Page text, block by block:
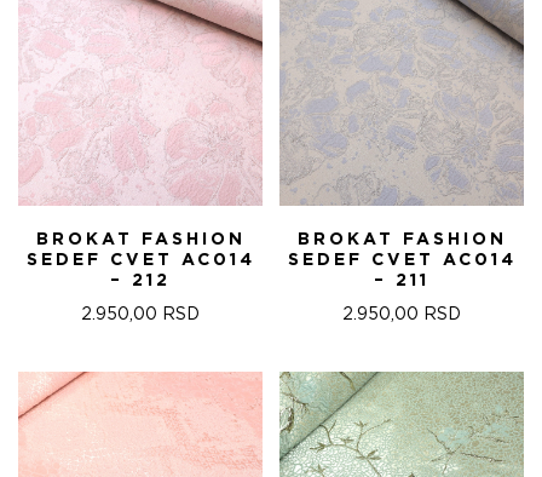
BROKAT FASHION
SEDEF CVET AC014
– 212
2.950,00 RSD
BROKAT FASHION
SEDEF CVET AC014
– 211
2.950,00 RSD